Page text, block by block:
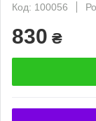
Код: 100056
830 ₴